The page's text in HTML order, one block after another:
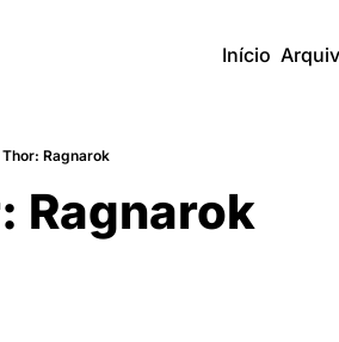
Início
Thor: Ragnarok
Ragnarok